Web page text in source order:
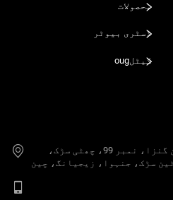
محصولات
ڈسٹری بیوٹر
کیٹلoug
کمرہ 2207، عمارت بی، فیوٹین گنزا، نمبر 99، چھٹی سڑک،
سڑک، جنہوا، زیجیانگ، چین